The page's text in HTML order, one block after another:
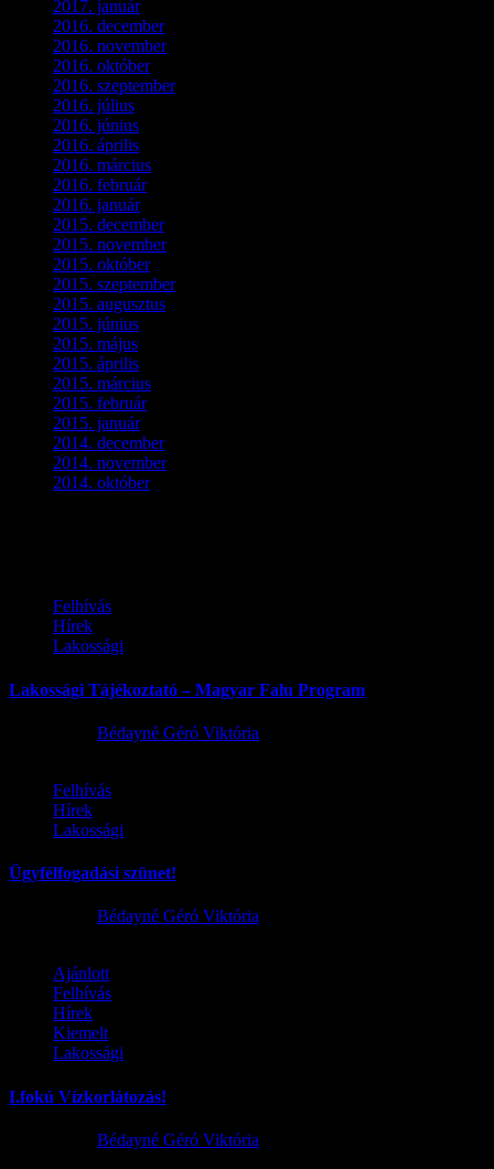
2017. január(2)
2016. december(1)
2016. november(1)
2016. október(6)
2016. szeptember(5)
2016. július
2016. június
2016. április
2016. március
2016. február(3)
2016. január(2)
2015. december(1)
2015. november(4)
2015. október(4)
2015. szeptember(5)
2015. augusztus
2015. június
2015. május
2015. április
2015. március
2015. február(2)
2015. január(5)
2014. december(4)
2014. november(1)
2014. október(2)
Felhívás
Hírek
Lakossági
Lakossági Tájékoztató – Magyar Falu Program
Bédayné Géró Viktória
Felhívás
Hírek
Lakossági
Ügyfélfogadási szünet!
Bédayné Géró Viktória
Ajánlott
Felhívás
Hírek
Kiemelt
Lakossági
I.fokú Vízkorlátozás!
Bédayné Géró Viktória